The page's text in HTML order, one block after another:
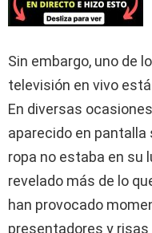
Sin embargo, uno de
televisión en vivo
En diversas
aparecido en
ropa no estaba en su
revelado más de lo
han provocado
presentadores y